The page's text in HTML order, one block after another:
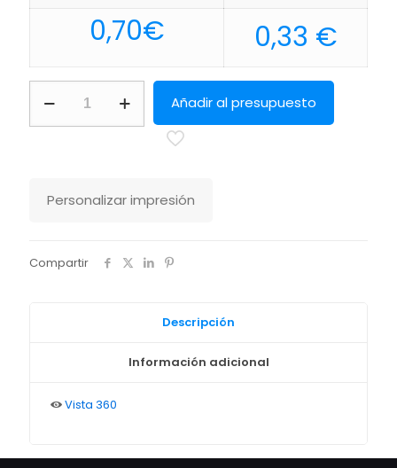
0,70€ 0,33 €
Zeta
Makito
Añadir al presupuesto
Personalizar impresión
Compartir
Descripción
Información adicional
Vista 360